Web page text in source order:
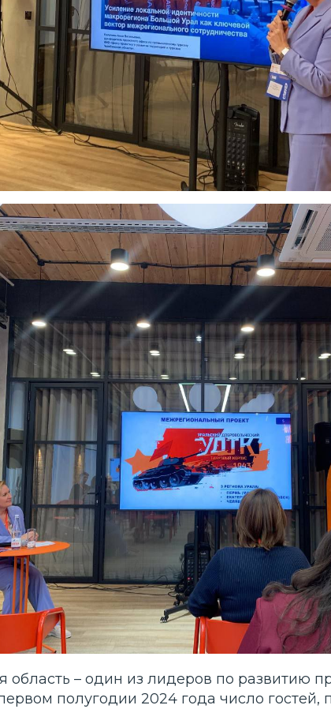
область – один из лидеров по развитию
полугодии 2024 года число гостей,